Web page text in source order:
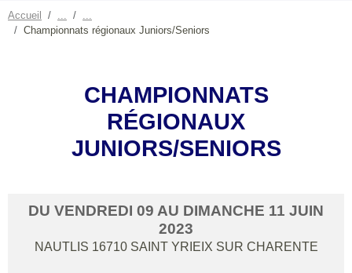
Accueil
Championnats régionaux Juniors/Seniors
CHAMPIONNATS
RÉGIONAUX
JUNIORS/SENIORS
DU VENDREDI 09 AU DIMANCHE 11 JUIN
2023
NAUTLIS 16710 SAINT YRIEIX SUR CHARENTE